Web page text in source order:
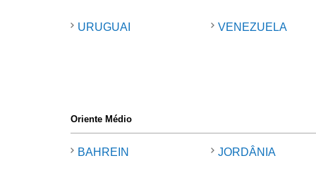
URUGUAI VENEZUELA
Oriente Médio
BAHREIN JORDÂNIA